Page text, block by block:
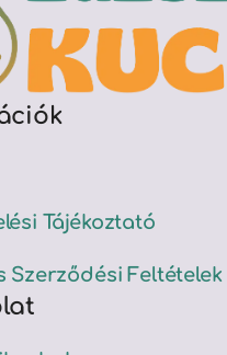
Tájékoztató
Szerződési Feltételek